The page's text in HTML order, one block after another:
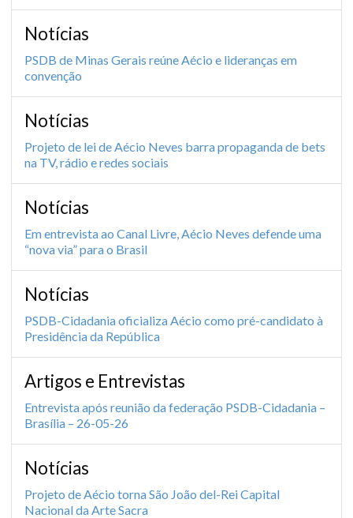
Notícias
PSDB de Minas Gerais reúne Aécio e lideranças em
convenção
Notícias
Projeto de lei de Aécio Neves barra propaganda de bets
na TV, rádio e redes sociais
Notícias
Em entrevista ao Canal Livre, Aécio Neves defende uma
“nova via” para o Brasil
Notícias
PSDB-Cidadania oficializa Aécio como pré-candidato à
Presidência da República
Artigos e Entrevistas
Entrevista após reunião da federação PSDB-Cidadania –
Brasília – 26-05-26
Notícias
Projeto de Aécio torna São João del-Rei Capital
Nacional da Arte Sacra